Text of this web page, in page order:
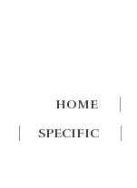
HOME
SPECIFIC